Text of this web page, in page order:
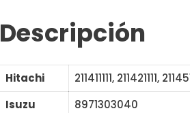
Descripción
Hitachi
211411111, 211421111,
Isuzu
8971303040